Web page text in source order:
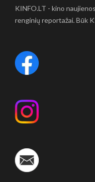
KINFO.LT - kino
renginių reportažai. Būk